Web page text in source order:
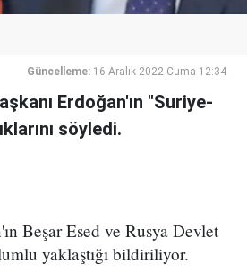
Güncelleme: 16 Aralık 2022 Cuma 12:34
Erdoğan'ın "Suriye-
söyledi.
Beşar Esed ve Rusya Devlet
yaklaştığı bildiriliyor.